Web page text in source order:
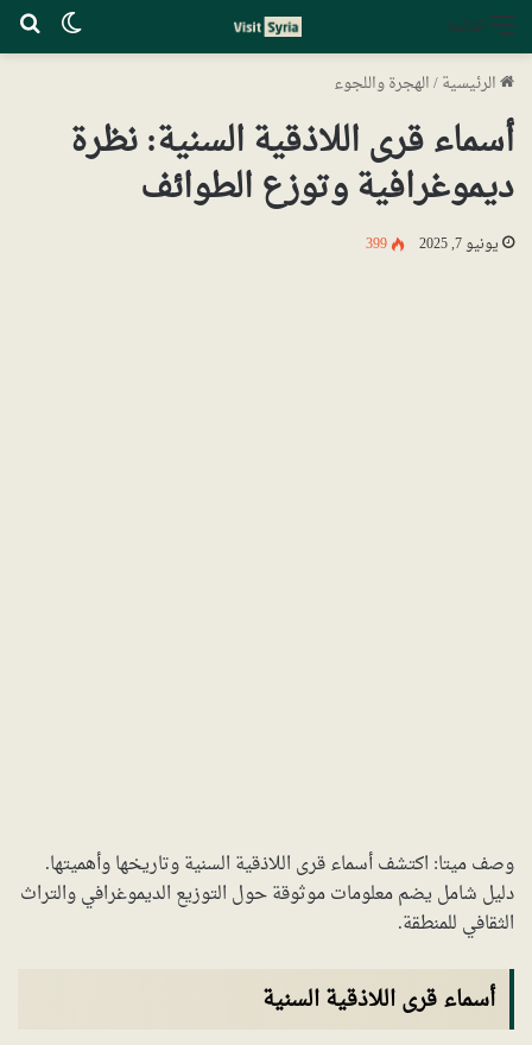
القائمة
الرئيسية/الهجرة واللجوء
أسماء قرى اللاذقية السنية: نظرة
ديموغرافية وتوزع الطوائف
يونيو 7, 2025 399
وصف ميتا: اكتشف أسماء قرى اللاذقية السنية وتاريخها وأهميتها.
دليل شامل يضم معلومات موثوقة حول التوزيع الديموغرافي والتراث
الثقافي للمنطقة.
أسماء قرى اللاذقية السنية